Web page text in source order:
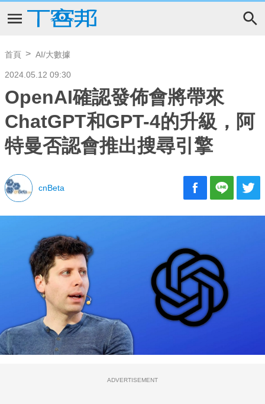
首頁 AI/大數據
2024.05.12 09:30
OpenAI確認發佈會將帶來
ChatGPT和GPT-4的升級，阿
特曼否認會推出搜尋引擎
cnBeta
ADVERTISEMENT